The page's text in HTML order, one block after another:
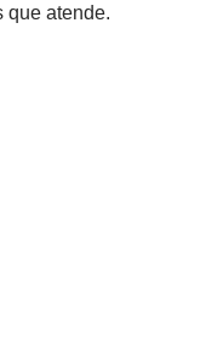
que atende.